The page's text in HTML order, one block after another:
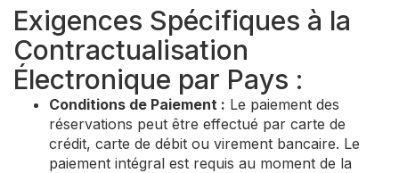
Exigences Spécifiques à la
Contractualisation
Électronique par Pays :
Conditions de Paiement : Le paiement des
réservations peut être effectué par carte de
crédit, carte de débit ou virement bancaire. Le
paiement intégral est requis au moment de la